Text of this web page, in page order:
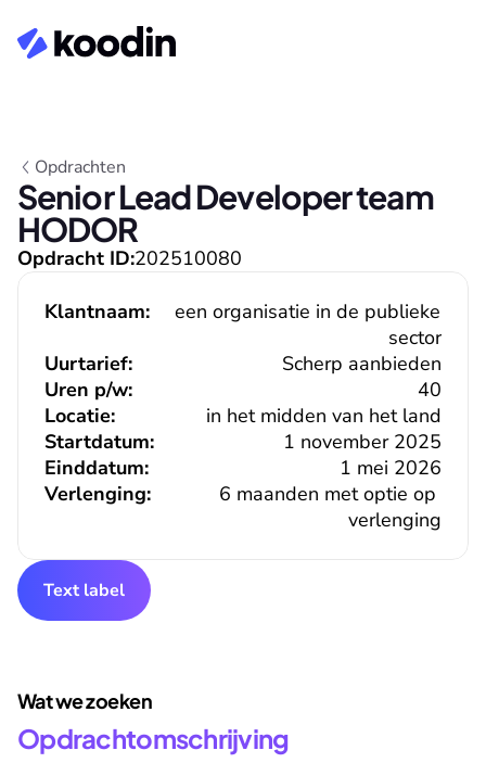
Opdrachten
Senior Lead Developer team
HODOR
Opdracht ID:202510080
Klantnaam:
een organisatie in de publieke
sector
Uurtarief:
Scherp aanbieden
40
Uren p/w:
Locatie:
in het midden van het land
Verlenging:
6 maanden met optie op
verlenging
Einddatum: 1 mei 2026
Startdatum: 1 november 2025
Text label
Wat we zoeken
Opdrachtomschrijving